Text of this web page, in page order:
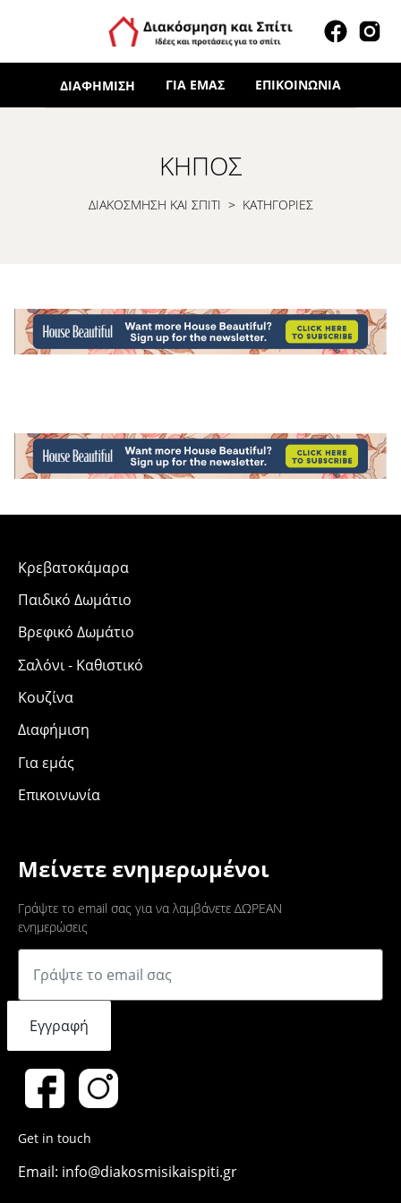
ΔΙΑΦΉΜΙΣΗ ΓΙΑ ΕΜΆΣ ΕΠΙΚΟΙΝΩΝΊΑ
ΚΉΠΟΣ
ΔΙΑΚΟΣΜΗΣΗ ΚΑΙ ΣΠΙΤΙ > ΚΑΤΗΓΟΡΙΕΣ
Μείνετε ενημερωμένοι
Γράψτε το email σας για να λαμβάνετε ΔΩΡΕΑΝ
ενημερώσεις
Εγγραφή
Get in touch
Email: info@diakosmisikaispiti.gr
Κρεβατοκάμαρα
Παιδικό Δωμάτιο
Βρεφικό Δωμάτιο
Σαλόνι - Καθιστικό
Κουζίνα
Διαφήμιση
Για εμάς
Επικοινωνία